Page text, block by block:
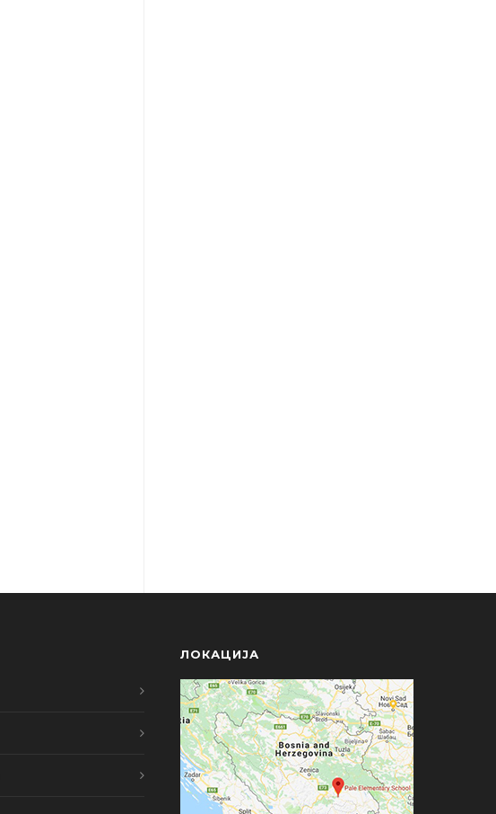
ЛОКАЦИЈА